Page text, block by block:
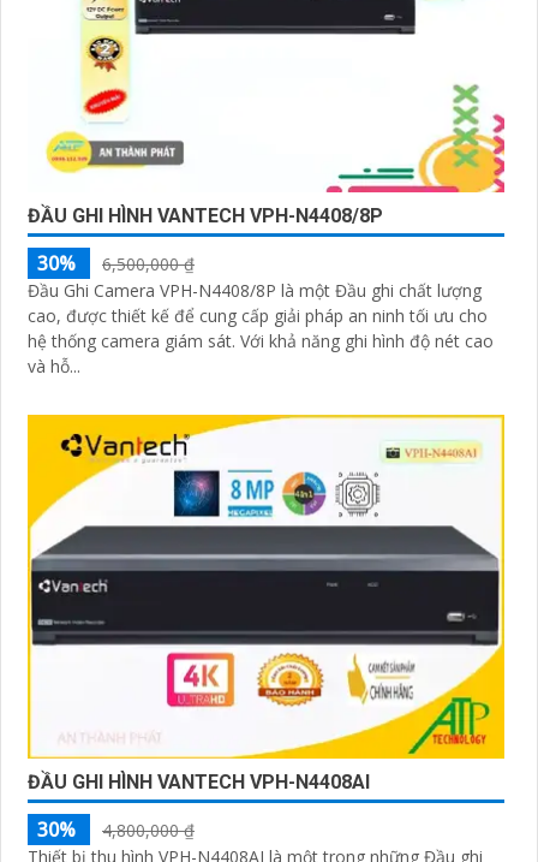
ĐẦU GHI HÌNH VANTECH VPH-N4408/8P
30%
6,500,000 ₫
Đầu Ghi Camera VPH-N4408/8P là một Đầu ghi chất lượng
cao, được thiết kế để cung cấp giải pháp an ninh tối ưu cho
hệ thống camera giám sát. Với khả năng ghi hình độ nét cao
và hỗ...
ĐẦU GHI HÌNH VANTECH VPH-N4408AI
30%
4,800,000 ₫
Thiết bị thu hình VPH-N4408AI là một trong những Đầu ghi